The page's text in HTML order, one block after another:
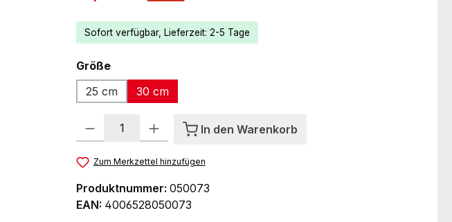
Sofort verfügbar, Lieferzeit: 2-5 Tage
Größeauswählen
25 cm
30 cm
Produkt Anzahl: Gib den gewünschten Wert ein oder benutze die Schaltflächen
In den Warenkorb
Zum Merkzettel hinzufügen
Produktnummer: 050073
EAN: 4006528050073